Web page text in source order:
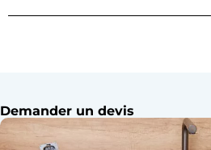
Demander un devis